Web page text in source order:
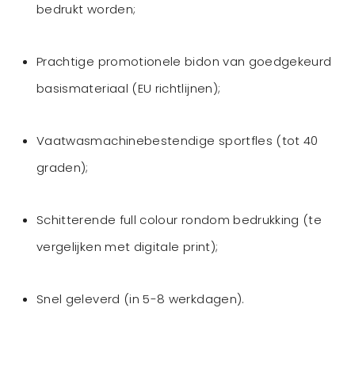
bedrukt worden;
Prachtige promotionele bidon van goedgekeurd
basismateriaal (EU richtlijnen);
Vaatwasmachinebestendige sportfles (tot 40
graden);
Schitterende full colour rondom bedrukking (te
vergelijken met digitale print);
Snel geleverd (in 5-8 werkdagen).